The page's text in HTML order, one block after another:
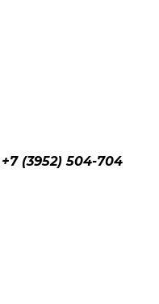
+7 (3952) 504-704